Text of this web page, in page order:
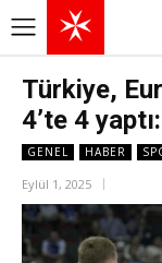
Türkiye,
4’te 4
GENEL HABER
Eylül 1, 2025